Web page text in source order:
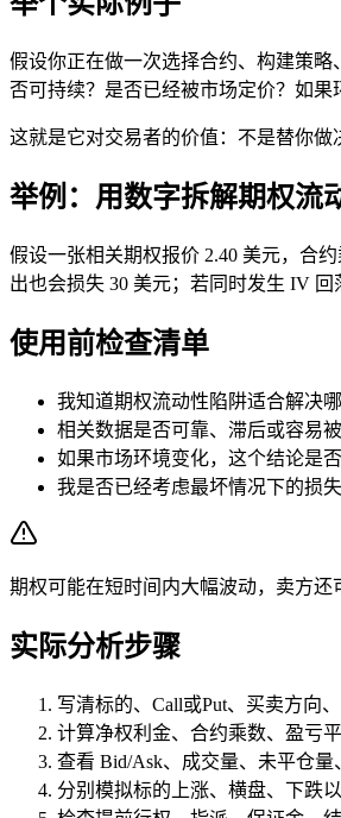
假设你正在做一次选择合约、构建策
否可持续？是否已经被市场定价？如果
这就是它对交易者的价值：不是替你做
举例：用数字拆解期权流
假设一张相关期权报价 2.40 美元，合
出也会损失 30 美元；若同时发生 IV
使用前检查清单
我知道期权流动性陷阱适合解决哪
相关数据是否可靠、滞后或容易
如果市场环境变化，这个结论是否
我是否已经考虑最坏情况下的损失
期权可能在短时间内大幅波动，卖方
实际分析步骤
写清标的、Call或Put、买卖方向
计算净权利金、合约乘数、盈亏
查看 Bid/Ask、成交量、未平仓量
分别模拟标的上涨、横盘、下跌